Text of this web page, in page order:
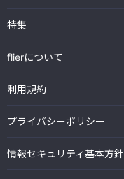
特集
flierについて
利用規約
プライバシーポリシー
情報セキュリティ基本方針